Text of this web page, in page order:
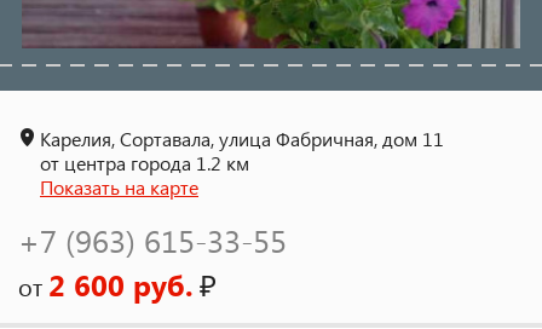
Карелия, Сортавала, улица Фабричная, дом 11
от центра города 1.2 км
Показать на карте
+7 (963) 615-33-55
от 2 600 руб.₽